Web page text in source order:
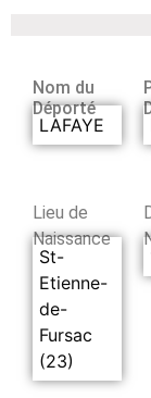
Nom du
Déporté
LAFAYE
Lieu de
Naissance
St-
Etienne-
de-
Fursac
(23)